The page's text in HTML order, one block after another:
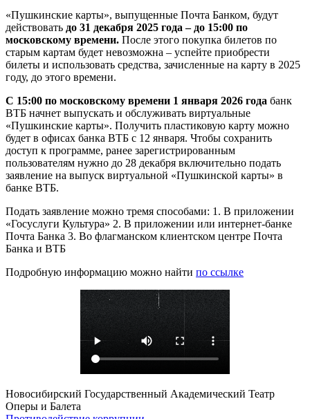
«Пушкинские карты», выпущенные Почта Банком, будут
действовать до 31 декабря 2025 года – до 15:00 по
московскому времени. После этого покупка билетов по
старым картам будет невозможна – успейте приобрести
билеты и использовать средства, зачисленные на карту в 2025
году, до этого времени.
С 15:00 по московскому времени 1 января 2026 года банк
ВТБ начнет выпускать и обслуживать виртуальные
«Пушкинские карты». Получить пластиковую карту можно
будет в офисах банка ВТБ с 12 января. Чтобы сохранить
доступ к программе, ранее зарегистрированным
пользователям нужно до 28 декабря включительно подать
заявление на выпуск виртуальной «Пушкинской карты» в
банке ВТБ.
Подать заявление можно тремя способами: 1. В приложении
«Госуслуги Культура» 2. В приложении или интернет-банке
Почта Банка 3. Во флагманском клиентском центре Почта
Банка и ВТБ
Подробную информацию можно найти по ссылке
Новосибирский Государственный Академический Театр
Оперы и Балета